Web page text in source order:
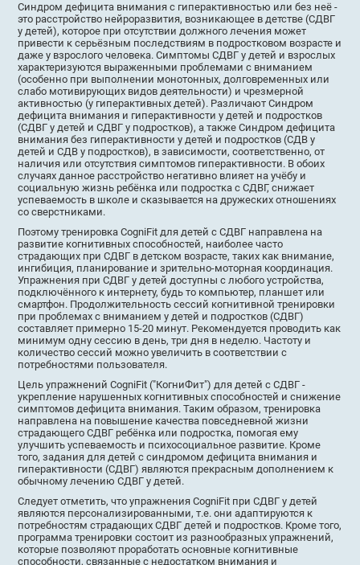
Синдром дефицита внимания с гиперактивностью или без неё -
это расстройство нейроразвития, возникающее в детстве (СДВГ
у детей), которое при отсутствии должного лечения может
привести к серьёзным последствиям в подростковом возрасте и
даже у взрослого человека. Симптомы СДВГ у детей и взрослых
характеризуются выраженными проблемами с вниманием
(особенно при выполнении монотонных, долговременных или
слабо мотивирующих видов деятельности) и чрезмерной
активностью (у гиперактивных детей). Различают Синдром
дефицита внимания и гиперактивности у детей и подростков
(СДВГ у детей и СДВГ у подростков), а также Синдром дефицита
внимания без гиперактивности у детей и подростков (СДВ у
детей и СДВ у подростков), в зависимости, соответственно, от
наличия или отсутствия симптомов гиперактивности. В обоих
случаях данное расстройство негативно влияет на учёбу и
социальную жизнь ребёнка или подростка с СДВГ, снижает
успеваемость в школе и сказывается на дружеских отношениях
со сверстниками.
Поэтому тренировка CogniFit для детей с СДВГ направлена на
развитие когнитивных способностей, наиболее часто
страдающих при СДВГ в детском возрасте, таких как внимание,
ингибиция, планирование и зрительно-моторная координация.
Упражнения при СДВГ у детей доступны с любого устройства,
подключённого к интернету, будь то компьютер, планшет или
смартфон. Продолжительность сессий когнитивной тренировки
при проблемах с вниманием у детей и подростков (СДВГ)
составляет примерно 15-20 минут. Рекомендуется проводить как
минимум одну сессию в день, три дня в неделю. Частоту и
количество сессий можно увеличить в соответствии с
потребностями пользователя.
Цель упражнений CogniFit ("КогниФит") для детей с СДВГ -
укрепление нарушенных когнитивных способностей и снижение
симптомов дефицита внимания. Таким образом, тренировка
направлена на повышение качества повседневной жизни
страдающего СДВГ ребёнка или подростка, помогая ему
улучшить успеваемость и психосоциальное развитие. Кроме
того, задания для детей с синдромом дефицита внимания и
гиперактивности (СДВГ) являются прекрасным дополнением к
обычному лечению СДВГ у детей.
Следует отметить, что упражнения CogniFit при СДВГ у детей
являются персонализированными, т.е. они адаптируются к
потребностям страдающих СДВГ детей и подростков. Кроме того,
программа тренировки состоит из разнообразных упражнений,
которые позволяют проработать основные когнитивные
способности, связанные с недостатком внимания и